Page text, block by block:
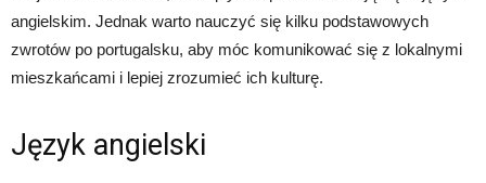
angielskim. Jednak warto nauczyć się kilku podstawowych
zwrotów po portugalsku, aby móc komunikować się z lokalnymi
mieszkańcami i lepiej zrozumieć ich kulturę.
Język angielski